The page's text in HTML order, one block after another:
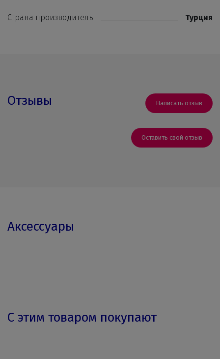
Страна производитель Турция
Отзывы Написать отзыв
Оставить свой отзыв
Аксессуары
С этим товаром покупают